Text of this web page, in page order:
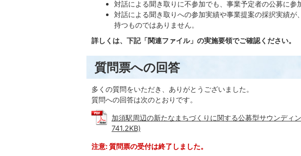
対話による聞き取りに不参加でも、事業予定者の公募に参
対話による聞き取りへの参加実績や事業提案の採択実績
持つものではありません。
詳しくは、下記「関連ファイル」の実施要領でご確認ください。
質問票への回答
多くの質問をいただき、ありがとうございました。
質問への回答は次のとおりです。
加須駅周辺の新たなまちづくりに関する公募型サウンディ
741.2KB)
注意: 質問票の受付は終了しました。